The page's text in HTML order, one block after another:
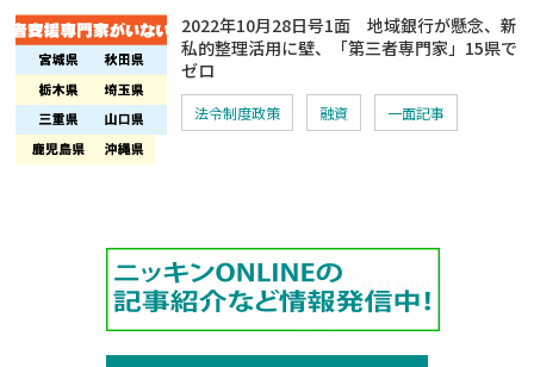
2022年10月28日号1面 地域銀行が懸念、新
私的整理活用に壁、「第三者専門家」15県で
ゼロ
法令制度政策 融資 一面記事